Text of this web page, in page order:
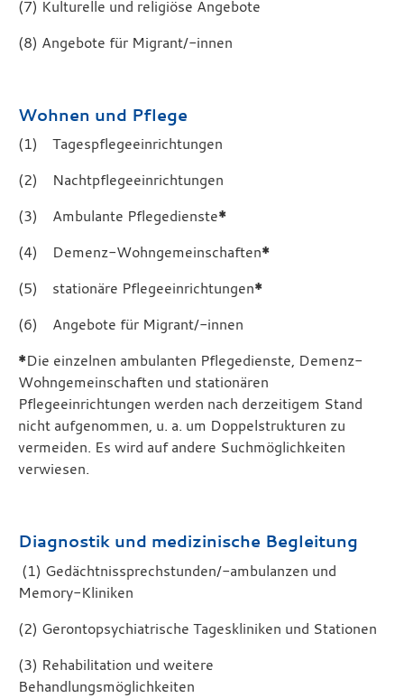
(7) Kulturelle und religiöse Angebote
(8) Angebote für Migrant/-innen
Wohnen und Pflege
(1) Tagespflegeeinrichtungen
(2) Nachtpflegeeinrichtungen
(3) Ambulante Pflegedienste*
(4) Demenz-Wohngemeinschaften*
(5) stationäre Pflegeeinrichtungen*
(6) Angebote für Migrant/-innen
*Die einzelnen ambulanten Pflegedienste, Demenz-
Wohngemeinschaften und stationären
Pflegeeinrichtungen werden nach derzeitigem Stand
nicht aufgenommen, u. a. um Doppelstrukturen zu
vermeiden. Es wird auf andere Suchmöglichkeiten
verwiesen.
Diagnostik und medizinische Begleitung
(1) Gedächtnissprechstunden/-ambulanzen und
Memory-Kliniken
(2) Gerontopsychiatrische Tageskliniken und Stationen
(3) Rehabilitation und weitere
Behandlungsmöglichkeiten